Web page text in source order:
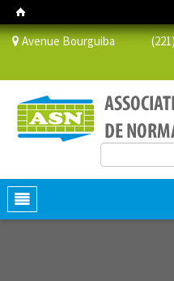
Avenue Bourguiba (221)
Toggle
navigation